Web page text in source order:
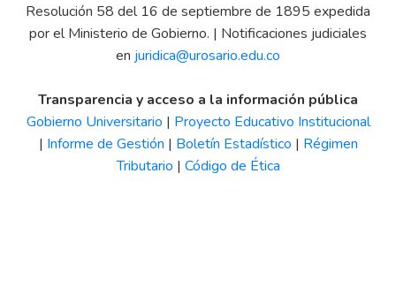
Resolución 58 del 16 de septiembre de 1895 expedida
por el Ministerio de Gobierno. | Notificaciones judiciales
en juridica@urosario.edu.co
Transparencia y acceso a la información pública
Gobierno Universitario | Proyecto Educativo Institucional
| Informe de Gestión | Boletín Estadístico | Régimen
Tributario | Código de Ética